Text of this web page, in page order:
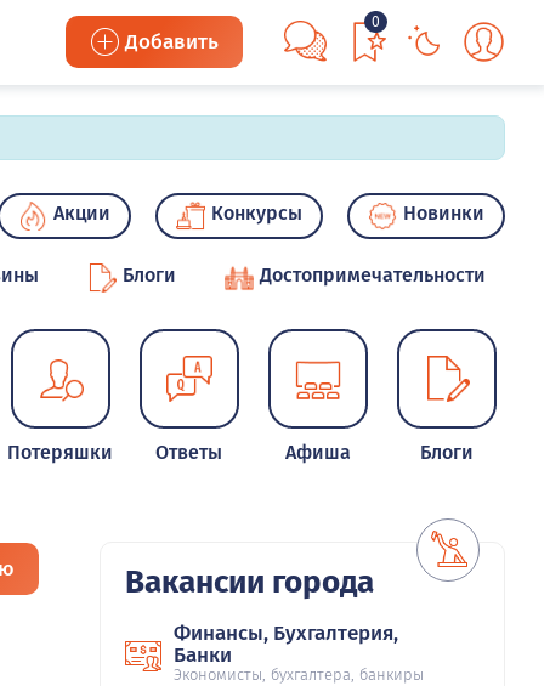
Добавить
0
Акции Конкурсы Новинки
Блоги Достопримечательности
Потеряшки Ответы Афиша Блоги
Вакансии города
Финансы, Бухгалтерия,
Банки
Экономисты, бухгалтера, банкиры